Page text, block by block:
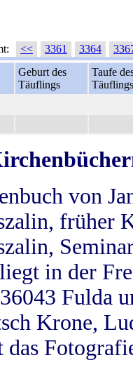
<< 3361 3364
Geburt des
Täuflings
Taufe
Täuflings
von
früher
in der
Fulda
Krone,